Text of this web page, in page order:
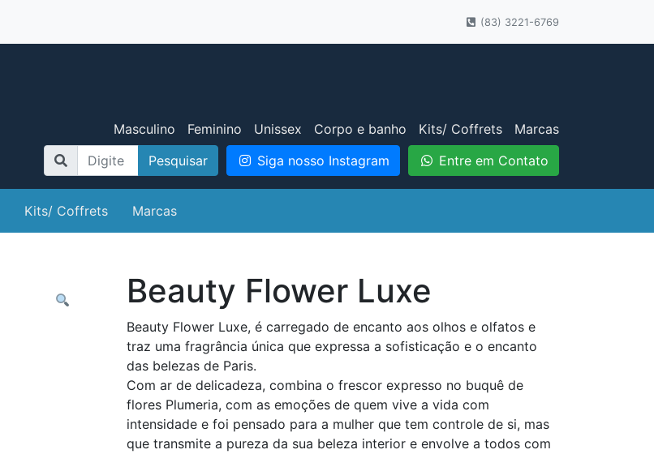
(83) 3221-6769
Masculino Feminino Unissex Corpo e banho Kits/ Coffrets
Marcas
Pesquisar
Siga nosso Instagram Entre em Contato
Kits/ Coffrets Marcas
Beauty Flower Luxe
Beauty Flower Luxe, é carregado de encanto aos olhos e olfatos e
traz uma fragrância única que expressa a sofisticação e o encanto
das belezas de Paris.
Com ar de delicadeza, combina o frescor expresso no buquê de
flores Plumeria, com as emoções de quem vive a vida com
intensidade e foi pensado para a mulher que tem controle de si, mas
que transmite a pureza da sua beleza interior e envolve a todos com